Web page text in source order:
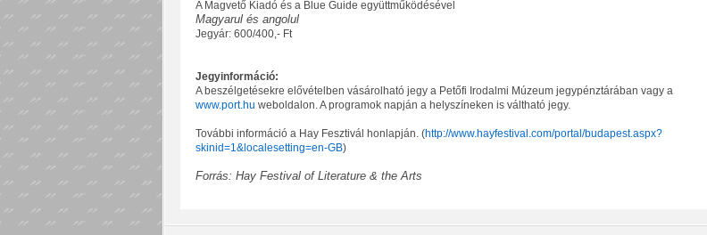
A Magvető Kiadó és a Blue Guide együttműködésével
Magyarul és angolul
Jegyár: 600/400,- Ft
Jegyinformáció:
A beszélgetésekre elővételben vásárolható jegy a Petőfi Irodalmi Múzeum jegypénztárában vagy a
www.port.hu weboldalon. A programok napján a helyszíneken is váltható jegy.
További információ a Hay Fesztivál honlapján. (http://www.hayfestival.com/portal/budapest.aspx?
skinid=1&localesetting=en-GB)
Forrás: Hay Festival of Literature & the Arts